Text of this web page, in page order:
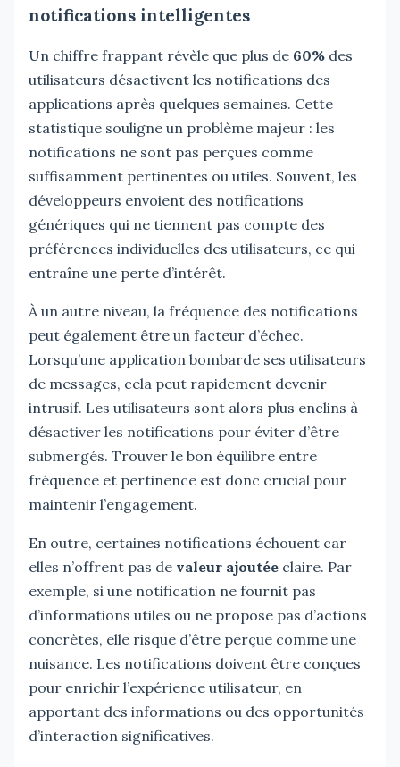
notifications intelligentes
Un chiffre frappant révèle que plus de 60% des
utilisateurs désactivent les notifications des
applications après quelques semaines. Cette
statistique souligne un problème majeur : les
notifications ne sont pas perçues comme
suffisamment pertinentes ou utiles. Souvent, les
développeurs envoient des notifications
génériques qui ne tiennent pas compte des
préférences individuelles des utilisateurs, ce qui
entraîne une perte d’intérêt.
À un autre niveau, la fréquence des notifications
peut également être un facteur d’échec.
Lorsqu’une application bombarde ses utilisateurs
de messages, cela peut rapidement devenir
intrusif. Les utilisateurs sont alors plus enclins à
désactiver les notifications pour éviter d’être
submergés. Trouver le bon équilibre entre
fréquence et pertinence est donc crucial pour
maintenir l’engagement.
En outre, certaines notifications échouent car
elles n’offrent pas de valeur ajoutée claire. Par
exemple, si une notification ne fournit pas
d’informations utiles ou ne propose pas d’actions
concrètes, elle risque d’être perçue comme une
nuisance. Les notifications doivent être conçues
pour enrichir l’expérience utilisateur, en
apportant des informations ou des opportunités
d’interaction significatives.